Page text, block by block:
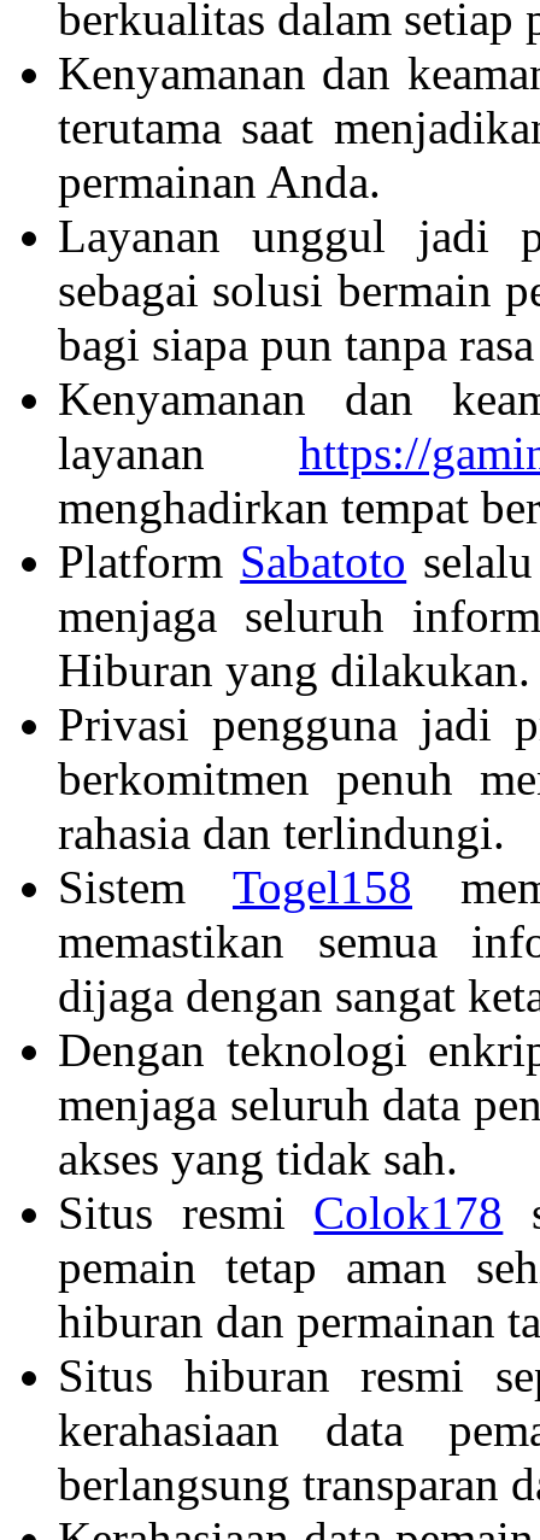
berkualitas dalam setiap
Kenyamanan dan
terutama saat
permainan Anda.
Layanan unggul jadi
sebagai solusi bermain
bagi siapa pun tanpa
Kenyamanan dan
layanan https://
menghadirkan tempat
Platform Sabatoto
menjaga seluruh
Hiburan yang dilakukan.
Privasi pengguna jadi
berkomitmen penuh
rahasia dan terlindungi.
Sistem Togel158
memastikan semua
dijaga dengan sangat
Dengan teknologi
menjaga seluruh data
akses yang tidak sah.
Situs resmi Colok178
pemain tetap aman
hiburan dan permainan
Situs hiburan resmi
kerahasiaan data
berlangsung transparan